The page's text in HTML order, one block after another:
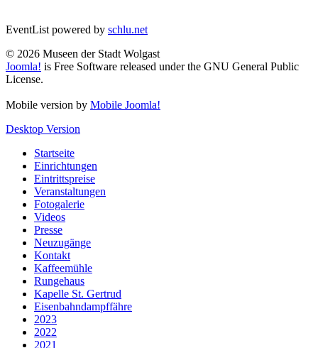
EventList powered by schlu.net
© 2026 Museen der Stadt Wolgast
Joomla! is Free Software released under the GNU General Public
License.
Mobile version by Mobile Joomla!
Desktop Version
Startseite
Einrichtungen
Eintrittspreise
Veranstaltungen
Fotogalerie
Videos
Presse
Neuzugänge
Kontakt
Kaffeemühle
Rungehaus
Kapelle St. Gertrud
Eisenbahndampffähre
2023
2022
2021